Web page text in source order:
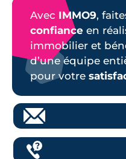
Avec IMMO9,
confiance en
immobilier et
d’une équipe
pour votre